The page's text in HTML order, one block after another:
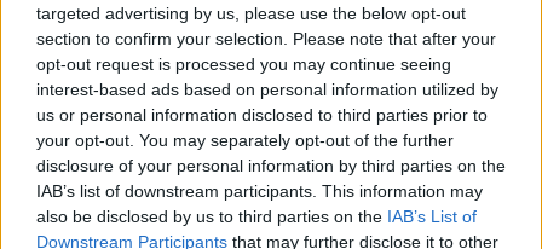
targeted advertising by us, please use the below opt-out
section to confirm your selection. Please note that after your
opt-out request is processed you may continue seeing
interest-based ads based on personal information utilized by
us or personal information disclosed to third parties prior to
your opt-out. You may separately opt-out of the further
disclosure of your personal information by third parties on the
IAB’s list of downstream participants. This information may
also be disclosed by us to third parties on the IAB’s List of
Downstream Participants that may further disclose it to other